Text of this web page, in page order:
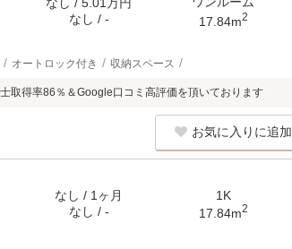
なし / -
17.84m2
オートロック付き 収納スペース
取得率86％＆Google口コミ高評価を頂いております
お気に入りに追加
なし / 1ヶ月
なし / -
1K
17.84m2